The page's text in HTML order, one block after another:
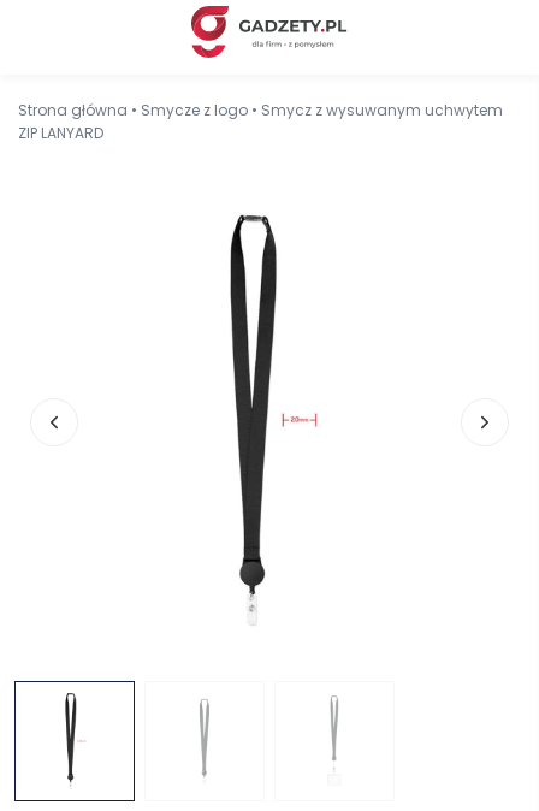
Strona główna • Smycze z logo • Smycz z wysuwanym uchwytem
ZIP LANYARD